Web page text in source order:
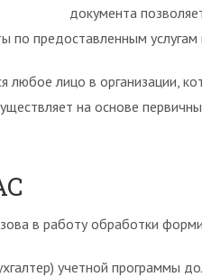
документа
по предоставленным
любое лицо в организации,
на основе
в работу обработки
учетной программы